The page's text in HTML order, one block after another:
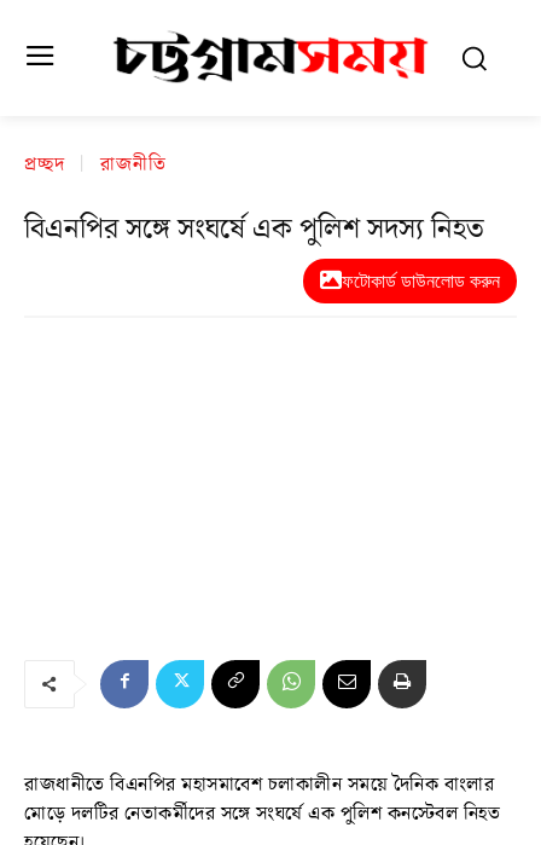
প্রচ্ছদ রাজনীতি
বিএনপির সঙ্গে সংঘর্ষে এক পুলিশ সদস্য নিহত
ফটোকার্ড ডাউনলোড করুন
রাজধানীতে বিএনপির মহাসমাবেশ চলাকালীন সময়ে দৈনিক বাংলার
মোড়ে দলটির নেতাকর্মীদের সঙ্গে সংঘর্ষে এক পুলিশ কনস্টেবল নিহত